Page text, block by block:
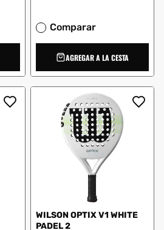
Comparar
AGREGAR A LA CESTA
WILSON OPTIX V1 WHITE
PADEL 2